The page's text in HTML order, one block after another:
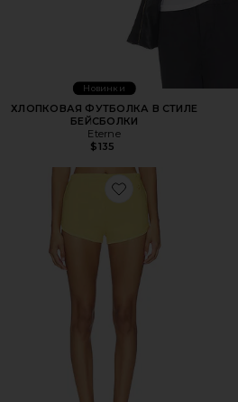
Новинки
ХЛОПКОВАЯ ФУТБОЛКА В СТИЛЕ
БЕЙСБОЛКИ
Eterne
$135
Favorite ????-????? ??? ????